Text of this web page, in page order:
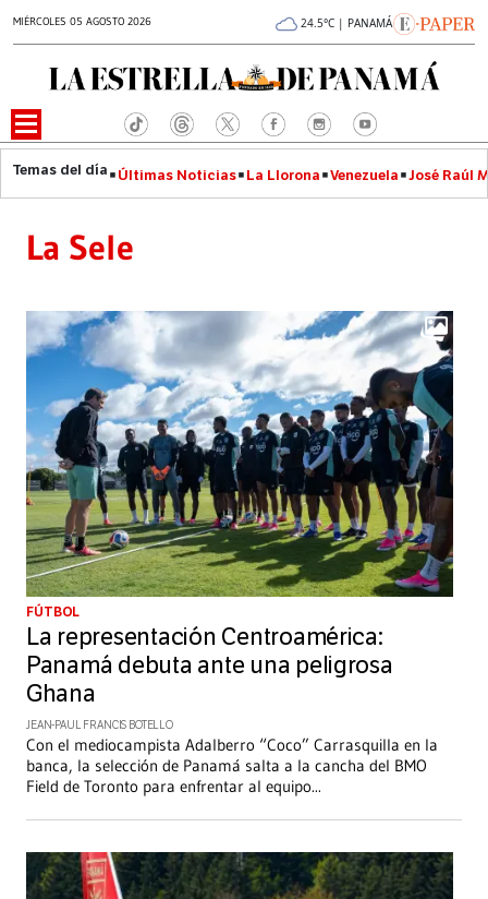
MIÉRCOLES 05 AGOSTO 2026 24.5°C | PANAMÁ
Últimas Noticias La Llorona Venezuela José Raúl
La Sele
FÚTBOL
La representación Centroamérica:
Panamá debuta ante una peligrosa
Ghana
JEAN-PAUL FRANCIS BOTELLO
Con el mediocampista Adalberro “Coco” Carrasquilla en la
banca, la selección de Panamá salta a la cancha del BMO
Field de Toronto para enfrentar al equipo...